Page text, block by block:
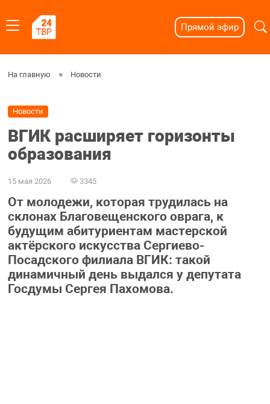
Прямой эфир
На главную Новости
Новости
ВГИК расширяет горизонты
образования
15 мая 2026 3345
От молодежи, которая трудилась на
склонах Благовещенского оврага, к
будущим абитуриентам мастерской
актёрского искусства Сергиево-
Посадского филиала ВГИК: такой
динамичный день выдался у депутата
Госдумы Сергея Пахомова.